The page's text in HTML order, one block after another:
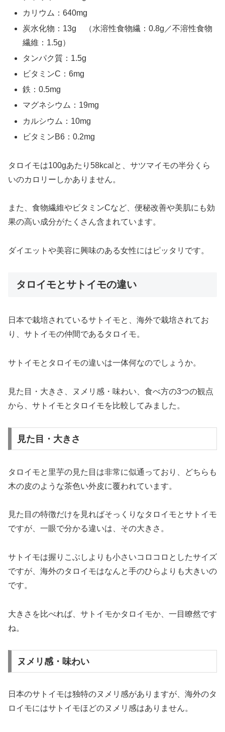
カリウム：640mg
炭水化物：13g （水溶性食物繊：0.8g／不溶性食物
繊維：1.5g）
タンパク質：1.5g
ビタミンC：6mg
鉄：0.5mg
マグネシウム：19mg
カルシウム：10mg
ビタミンB6：0.2mg
タロイモは100gあたり58kcalと、サツマイモの半分くら
いのカロリーしかありません。
また、食物繊維やビタミンCなど、便秘改善や美肌にも効
果の高い成分がたくさん含まれています。
ダイエットや美容に興味のある女性にはピッタリです。
タロイモとサトイモの違い
日本で栽培されているサトイモと、海外で栽培されてお
り、サトイモの仲間であるタロイモ。
サトイモとタロイモの違いは一体何なのでしょうか。
見た目・大きさ、ヌメリ感・味わい、食べ方の3つの観点
から、サトイモとタロイモを比較してみました。
見た目・大きさ
タロイモと里芋の見た目は非常に似通っており、どちらも
木の皮のような茶色い外皮に覆われています。
見た目の特徴だけを見ればそっくりなタロイモとサトイモ
ですが、一眼で分かる違いは、その大きさ。
サトイモは握りこぶしよりも小さいコロコロとしたサイズ
ですが、海外のタロイモはなんと手のひらよりも大きいの
です。
大きさを比べれば、サトイモかタロイモか、一目瞭然です
ね。
ヌメリ感・味わい
日本のサトイモは独特のヌメリ感がありますが、海外のタ
ロイモにはサトイモほどのヌメリ感はありません。